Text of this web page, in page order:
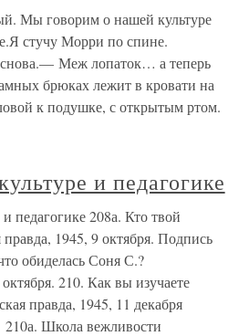
Мы говорим о нашей культуре
стучу Морри по спине.
Меж лопаток… а теперь
брюках лежит в кровати на
к подушке, с открытым ртом.
и педагогике
педагогике 208а. Кто твой
1945, 9 октября. Подпись
обиделась Соня С.?
210. Как вы изучаете
правда, 1945, 11 декабря
Школа вежливости